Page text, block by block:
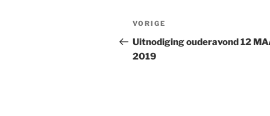
VORIGE
Uitnodiging ouderavond 12
2019